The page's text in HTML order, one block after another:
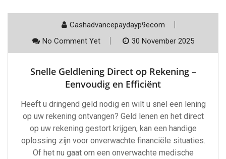
Cashadvancepaydayp9ecom
No Comment Yet
30 November 2025
Snelle Geldlening Direct op Rekening –
Eenvoudig en Efficiënt
Heeft u dringend geld nodig en wilt u snel een lening
op uw rekening ontvangen? Geld lenen en het direct
op uw rekening gestort krijgen, kan een handige
oplossing zijn voor onverwachte financiële situaties.
Of het nu gaat om een onverwachte medische